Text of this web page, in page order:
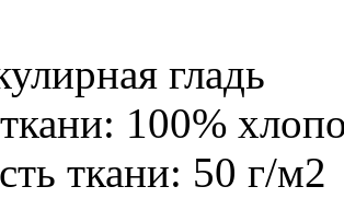
гладь
100%
ткани: 50 г/м2